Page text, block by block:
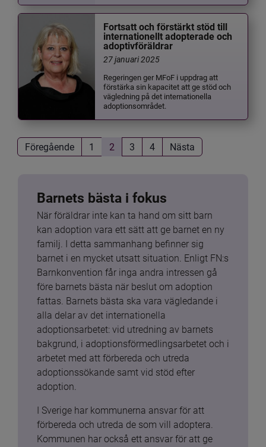
Fortsatt och förstärkt stöd till
internationellt adopterade och
adoptivföräldrar
27 januari 2025
Regeringen ger MFoF i uppdrag att
förstärka sin kapacitet att ge stöd och
vägledning på det internationella
adoptionsområdet.
Föregående 1 2 3 4 Nästa
Barnets bästa i fokus
När föräldrar inte kan ta hand om sitt barn
kan adoption vara ett sätt att ge barnet en ny
familj. I detta sammanhang befinner sig
barnet i en mycket utsatt situation. Enligt FN:s
Barnkonvention får inga andra intressen gå
före barnets bästa när beslut om adoption
fattas. Barnets bästa ska vara vägledande i
alla delar av det internationella
adoptionsarbetet: vid utredning av barnets
bakgrund, i adoptionsförmedlingsarbetet och i
arbetet med att förbereda och utreda
adoptionssökande samt vid stöd efter
adoption.
I Sverige har kommunerna ansvar för att
förbereda och utreda de som vill adoptera.
Kommunen har också ett ansvar för att ge